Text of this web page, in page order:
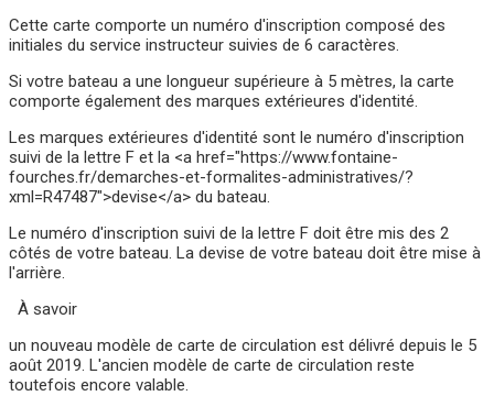
Cette carte comporte un numéro d'inscription composé des
initiales du service instructeur suivies de 6 caractères.
Si votre bateau a une longueur supérieure à 5 mètres, la carte
comporte également des marques extérieures d'identité.
Les marques extérieures d'identité sont le numéro d'inscription
suivi de la lettre F et la <a href="https://www.fontaine-
fourches.fr/demarches-et-formalites-administratives/?
xml=R47487">devise</a> du bateau.
Le numéro d'inscription suivi de la lettre F doit être mis des 2
côtés de votre bateau. La devise de votre bateau doit être mise à
l'arrière.
À savoir
un nouveau modèle de carte de circulation est délivré depuis le 5
août 2019. L'ancien modèle de carte de circulation reste
toutefois encore valable.